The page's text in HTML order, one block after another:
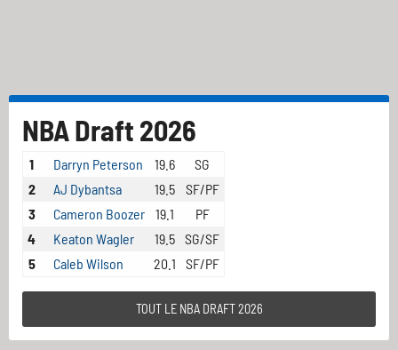
NBA Draft 2026
1 Darryn Peterson 19.6
SG
2
AJ Dybantsa 19.5
SF/PF
3
Cameron Boozer 19.1
PF
4
Keaton Wagler 19.5 SG/SF
5
Caleb Wilson 20.1 SF/PF
TOUT LE NBA DRAFT 2026